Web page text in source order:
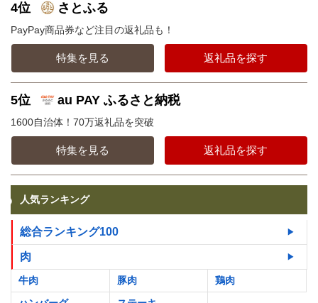
4位 さとふる
PayPay商品券など注目の返礼品も！
特集を見る 返礼品を探す
5位 au PAY ふるさと納税
1600自治体！70万返礼品を突破
特集を見る 返礼品を探す
人気ランキング
総合ランキング100
肉
牛肉 豚肉
鶏肉